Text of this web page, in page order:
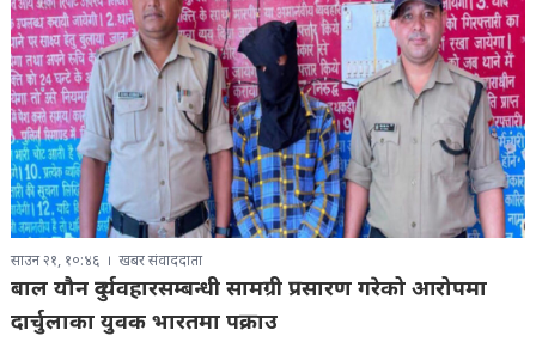
साउन २१, १०:४६ खबर संवाददाता
बाल यौन दुर्व्यवहारसम्बन्धी सामग्री प्रसारण गरेको आरोपमा
दार्चुलाका युवक भारतमा पक्राउ